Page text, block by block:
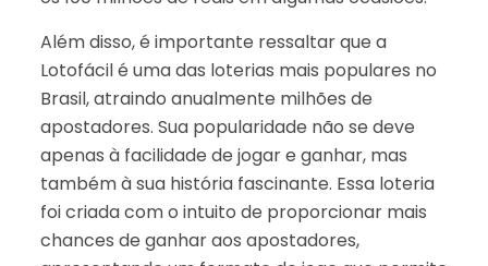
Além disso, é importante ressaltar que a
Lotofácil é uma das loterias mais populares no
Brasil, atraindo anualmente milhões de
apostadores. Sua popularidade não se deve
apenas à facilidade de jogar e ganhar, mas
também à sua história fascinante. Essa loteria
foi criada com o intuito de proporcionar mais
chances de ganhar aos apostadores,